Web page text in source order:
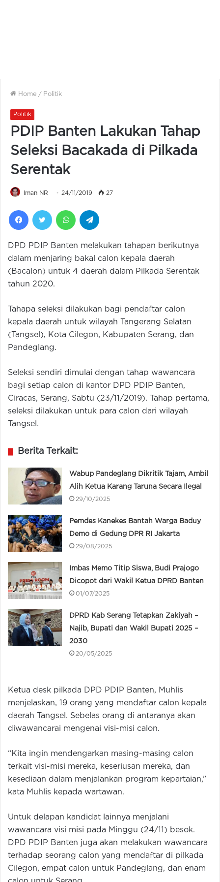
Home / Politik
Politik
PDIP Banten Lakukan Tahap
Seleksi Bacakada di Pilkada
Serentak
Iman NR 24/11/2019 27
FacebookTwitter WhatsApp
DPD PDIP Banten melakukan tahapan berikutnya
dalam menjaring bakal calon kepala daerah
(Bacalon) untuk 4 daerah dalam Pilkada Serentak
tahun 2020.
Tahapa seleksi dilakukan bagi pendaftar calon
kepala daerah untuk wilayah Tangerang Selatan
(Tangsel), Kota Cilegon, Kabupaten Serang, dan
Pandeglang.
Seleksi sendiri dimulai dengan tahap wawancara
bagi setiap calon di kantor DPD PDIP Banten,
Ciracas, Serang, Sabtu (23/11/2019). Tahap pertama,
seleksi dilakukan untuk para calon dari wilayah
Tangsel.
Berita Terkait:
Wabup Pandeglang Dikritik Tajam, Ambil
Alih Ketua Karang Taruna Secara Ilegal
29/10/2025
Pemdes Kanekes Bantah Warga Baduy
Demo di Gedung DPR RI Jakarta
29/08/2025
Imbas Memo Titip Siswa, Budi Prajogo
Dicopot dari Wakil Ketua DPRD Banten
01/07/2025
DPRD Kab Serang Tetapkan Zakiyah –
Najib, Bupati dan Wakil Bupati 2025 –
2030
20/05/2025
Ketua desk pilkada DPD PDIP Banten, Muhlis
menjelaskan, 19 orang yang mendaftar calon kepala
daerah Tangsel. Sebelas orang di antaranya akan
diwawancarai mengenai visi-misi calon.
“Kita ingin mendengarkan masing-masing calon
terkait visi-misi mereka, keseriusan mereka, dan
kesediaan dalam menjalankan program kepartaian,”
kata Muhlis kepada wartawan.
Untuk delapan kandidat lainnya menjalani
wawancara visi misi pada Minggu (24/11) besok.
DPD PDIP Banten juga akan melakukan wawancara
terhadap seorang calon yang mendaftar di pilkada
Cilegon, empat calon untuk Pandeglang, dan enam